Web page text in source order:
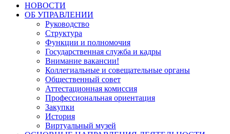
НОВОСТИ
ОБ УПРАВЛЕНИИ
Руководство
Структура
Функции и полномочия
Государственная служба и кадры
Внимание вакансии!
Коллегиальные и совещательные органы
Общественный совет
Аттестационная комиссия
Профессиональная ориентация
Закупки
История
Виртуальный музей